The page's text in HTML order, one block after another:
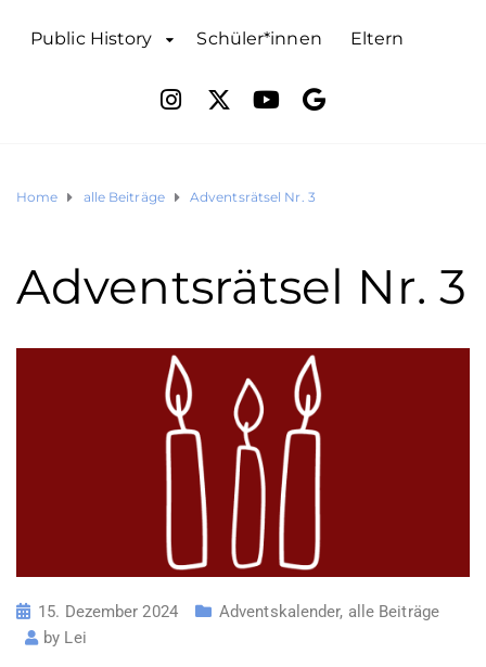
Public History Schüler*innen Eltern
Home alle Beiträge Adventsrätsel Nr. 3
Adventsrätsel Nr. 3
15. Dezember 2024 Adventskalender, alle Beiträge
by Lei